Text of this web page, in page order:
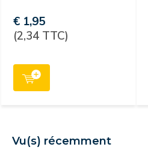
€ 1,95
(2,34 TTC)
Vu(s) récemment